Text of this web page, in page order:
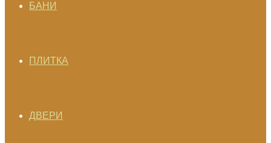
БАНИ
ПЛИТКА
ДВЕРИ